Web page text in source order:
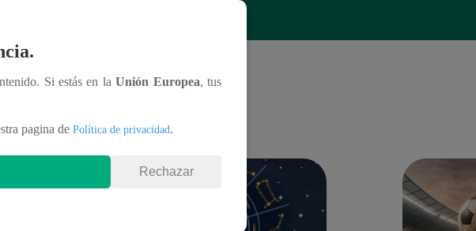
Si estás en laUnión Europea, tus
pagina de Política de privacidad.
Rechazar